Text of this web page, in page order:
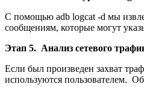
С помощью adb logcat -d мы
сообщениям, которые могут
Этап 5. Анализ сетевого
Если был произведен захват
используются пользователем.